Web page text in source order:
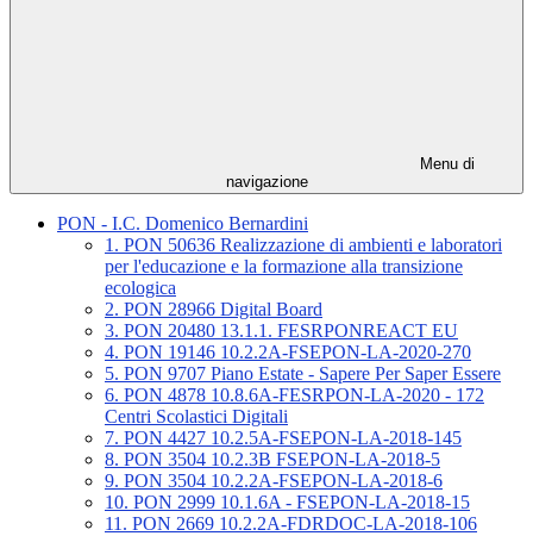
Menu di
navigazione
PON - I.C. Domenico Bernardini
1. PON 50636 Realizzazione di ambienti e laboratori
per l'educazione e la formazione alla transizione
ecologica
2. PON 28966 Digital Board
3. PON 20480 13.1.1. FESRPONREACT EU
4. PON 19146 10.2.2A-FSEPON-LA-2020-270
5. PON 9707 Piano Estate - Sapere Per Saper Essere
6. PON 4878 10.8.6A-FESRPON-LA-2020 - 172
Centri Scolastici Digitali
7. PON 4427 10.2.5A-FSEPON-LA-2018-145
8. PON 3504 10.2.3B FSEPON-LA-2018-5
9. PON 3504 10.2.2A-FSEPON-LA-2018-6
10. PON 2999 10.1.6A - FSEPON-LA-2018-15
11. PON 2669 10.2.2A-FDRDOC-LA-2018-106